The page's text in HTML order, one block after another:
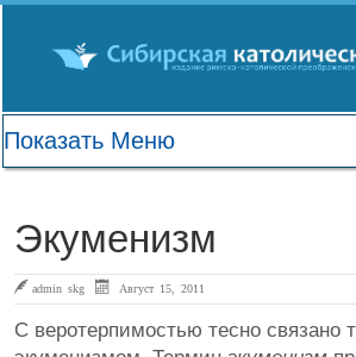
Экуменизм
admin skg Август 15, 2011
С веротерпимостью тесно связано